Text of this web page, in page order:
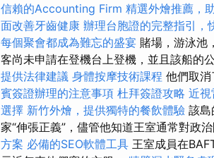
信賴的Accounting Firm 精選外燴推薦，
面改善牙齒健康 辦理台胞證的完整指引，
每個聚會都成為難忘的盛宴 賭場，游泳池
客尚未申請在登機台上登機，並且該船的
提供法律建議 身體按摩技術課程 他們取消
賓簽證辦理的注意事項 杜拜簽證攻略 近視
選擇 新竹外燴，提供獨特的餐飲體驗 該島
家“伸張正義”，儘管他知道王室通常對政
方案 必備的SEO軟體工具 王室成員在